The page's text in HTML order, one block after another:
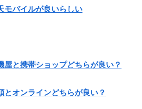
モバイルが良いらしい
と携帯ショップどちらが良い？
オンラインどちらが良い？